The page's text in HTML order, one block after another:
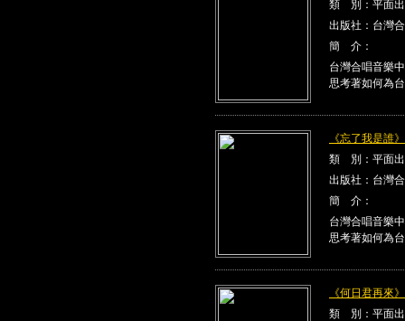
類 別：平面
出版社：台灣
簡 介：
台灣合唱音樂
思考著如何為
《忘了我是誰
類 別：平面
出版社：台灣
簡 介：
台灣合唱音樂
思考著如何為
《何日君再來
類 別：平面